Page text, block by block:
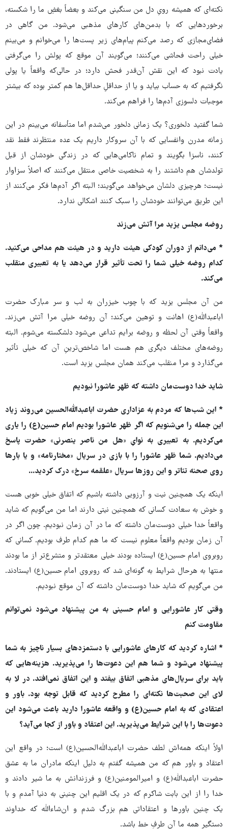
نکته‌ای که همیشه رویِ دل من سنگینی می‌کند و بعضاً بغضِ ما را شکسته،
برخوردهایی که با بدمن‌های کارهای مذهبی می‌شود. من گاهی در
فضای‌مجازی که رصد می‌کنم پیام‌های زیر پست‌ها را می‌خوانم و می‌بینم
خیلی راحت فحاشی می‌کنند؛ می‌گویند آن موقع که پولش را می‌گرفتی
یادت نبود که این نقش آن‌قدر فحش دارد؛ در حالی‌که واقعاً یا پولی
نگرفتیم که به حساب بیاید و یا از حداقلِ حداقل‌ها هم کمتر بوده که بیشتر
موجبات دلسوزی آدم‌ها را فراهم می‌کند.
شما گفتید دلخوری؟ یک زمانی دلخور می‌شدم اما متأسفانه می‌بینم در این
زمانه مدرن وانفسایی که با آن سروکار داریم یک عده منتظرند فقط نقد
کنند، ناسزا بگویند و تمام ناکامی‌هایی که در زندگی خودشان از قبل
تولدشان هم داشتند را به شخصیت خاصی منتقل می‌کنند که اصلاً سزاوار
نیست؛ هرچیزی دلشان می‌خواهد می‌گویند؛ البته اگر آدم‌ها فکر می‌کنند از
این طریق می‌توانند خودشان را سبک کنند اشکالی ندارد.
روضه مجلس یزید مرا آتش می‌زند
* می‌دانم از دوران کودکی هیئت دارید و در هیئت هم مداحی می‌کنید.
کدام روضه خیلی شما را تحت تأثیر قرار می‌دهد یا به تعبیری منقلب
می‌کند.
من آن مجلس یزید که با چوب خیزران به لب و سر مبارک حضرت
اباعبدالله(ع) اهانت و توهین می‌کند؛ آن روضه خیلی مرا آتش می‌زند.
واقعاً وقتی آن لحظه و روضه برایم تداعی می‌شود دلشکسته می‌شوم. البته
روضه‌های مختلف دیگری هم هست اما شاخص‌ترینِ آن که خیلی تأثیر
می‌گذارد و مرا منقلب می‌کند همان مجلس یزید است.
شاید خدا دوست‌مان داشته که ظهر عاشورا نبودیم
* این شب‌ها که مردم به عزاداری حضرت اباعبدالله‌الحسین می‌روند زیاد
این جمله را می‌شنویم که اگر ظهر عاشورا بودیم امام حسین(ع) را یاری
می‌کردیم. به تعبیری به نوایِ «هل من ناصر ینصرنی» حضرت پاسخ
می‌دادیم. شما ظهر عاشورا را با بازی در سریال «مختارنامه» و یا بارها
روی صحنه تئاتر و این روزها سریال «علقمه سرخ» درک کردید...
اینکه یک همچنین نیت و آرزویی داشته باشیم که اتفاق خیلی خوبی هست
و خوش به سعادت کسانی که همچنین نیتی دارند اما من می‌گویم که شاید
واقعاً خدا خیلی دوست‌مان داشته که ما در آن زمان نبودیم. چون اگر در
آن زمان بودیم واقعاً معلوم نیست که ما هم کدام طرف بودیم. کسانی که
روبروی امام حسین(ع) ایستاده بودند خیلی معتقدتر و متشرع‌تر از ما بودند
منتها به هرحال شرایط به گونه‌ای شد که روبروی امام حسین(ع) ایستادند.
من می‌گویم که شاید خدا دوست‌مان داشته که آن موقع نبودیم.
وقتی کار عاشورایی و امام حسینی به من پیشنهاد می‌شود نمی‌توانم
مقاومت کنم
* اشاره کردید که کارهای عاشورایی با دستمزدهای بسیار ناچیز به شما
پیشنهاد می‌شود و شما هم این دعوت‌ها را می‌پذیرید. هزینه‌هایی که
باید برای سریال‌های مذهبی اتفاق بیفتد و این اتفاق نمی‌افتد. در لا به
لای این صحبت‌ها نکته‌ای را مطرح کردید که قابل توجه بود. باور و
اعتقادی که به امام حسین(ع) و واقعه عاشورا دارید باعث می‌شود این
دعوت‌ها را با این شرایط می‌پذیرید. این اعتقاد و باور از کجا می‌آید؟
اولاً اینکه همه‌اش لطف حضرت اباعبدالله‌الحسین(ع) است؛ در واقع این
اعتقاد و باور هم که من همیشه گفتم به دلیل اینکه مادران ما به عشق
حضرت اباعبدالله(ع) و امیرالمومنین(ع) و فرزندانش به ما شیر دادند و
خدا را از این بابت شاکرم که در یک اقلیم این چنینی به دنیا آمدم و با
یک چنین باورها و اعتقاداتی هم بزرگ شدم و ان‌شاءالله که خداوند
دستگیر همه ما آن طرفِ خط باشد.